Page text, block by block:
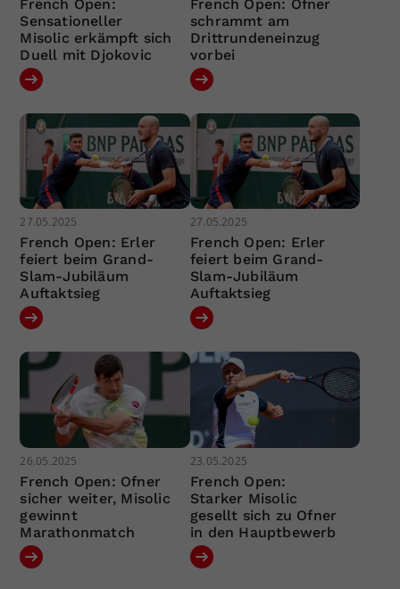
French Open:
Sensationeller
Misolic erkämpft sich
Duell mit Djokovic
French Open: Ofner
schrammt am
Drittrundeneinzug
vorbei
27.05.2025
French Open: Erler
feiert beim Grand-
Slam-Jubiläum
Auftaktsieg
27.05.2025
French Open: Erler
feiert beim Grand-
Slam-Jubiläum
Auftaktsieg
26.05.2025
French Open: Ofner
sicher weiter, Misolic
gewinnt
Marathonmatch
23.05.2025
French Open:
Starker Misolic
gesellt sich zu Ofner
in den Hauptbewerb